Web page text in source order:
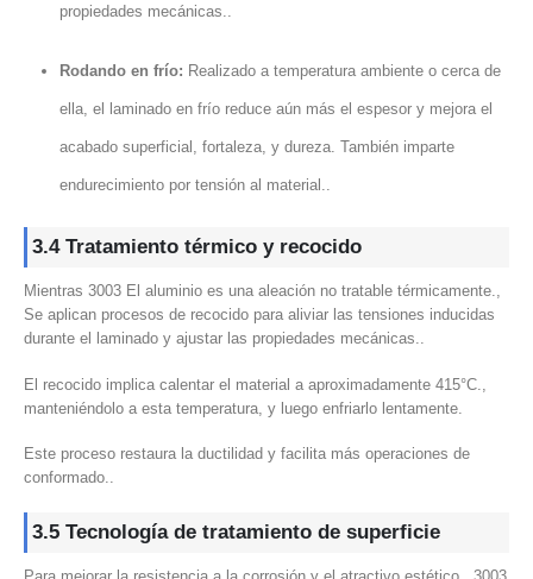
propiedades mecánicas..
Rodando en frío: Realizado a temperatura ambiente o cerca de
ella, el laminado en frío reduce aún más el espesor y mejora el
acabado superficial, fortaleza, y dureza. También imparte
endurecimiento por tensión al material..
3.4 Tratamiento térmico y recocido
Mientras 3003 El aluminio es una aleación no tratable térmicamente.,
Se aplican procesos de recocido para aliviar las tensiones inducidas
durante el laminado y ajustar las propiedades mecánicas..
El recocido implica calentar el material a aproximadamente 415°C.,
manteniéndolo a esta temperatura, y luego enfriarlo lentamente.
Este proceso restaura la ductilidad y facilita más operaciones de
conformado..
3.5 Tecnología de tratamiento de superficie